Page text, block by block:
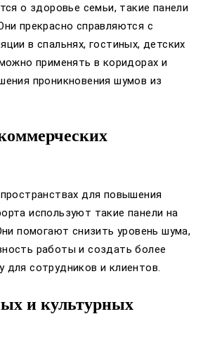
о здоровье семьи, такие панели
прекрасно справляются с
в спальнях, гостиных, детских
применять в коридорах и
проникновения шумов из
для повышения
используют такие панели на
помогают снизить уровень шума,
работы и создать более
сотрудников и клиентов.
и культурных